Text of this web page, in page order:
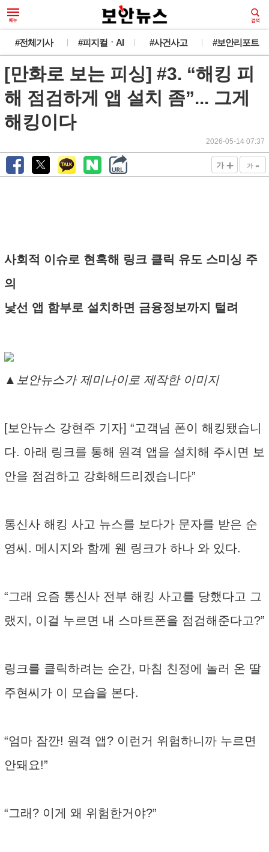
#전체기사 #피지컬ㆍAI #사건사고 #보안리포트
[만화로 보는 피싱] #3. “해킹 피
해 점검하게 앱 설치 좀”... 그게
해킹이다
2026-05-14 07:37
가 + 가 -
사회적 이슈로 현혹해 링크 클릭 유도 스미싱 주
의
낯선 앱 함부로 설치하면 금융정보까지 털려
▲보안뉴스가 제미나이로 제작한 이미지
[보안뉴스 강현주 기자] “고객님 폰이 해킹됐습니
다. 아래 링크를 통해 원격 앱을 설치해 주시면 보
안을 점검하고 강화해드리겠습니다”
통신사 해킹 사고 뉴스를 보다가 문자를 받은 순
영씨. 메시지와 함께 웬 링크가 하나 와 있다.
“그래 요즘 통신사 전부 해킹 사고를 당했다고 그
랬지, 이걸 누르면 내 스마트폰을 점검해준다고?”
링크를 클릭하려는 순간, 마침 친정에 놀러 온 딸
주현씨가 이 모습을 본다.
“엄마 잠깐! 원격 앱? 이런거 위험하니까 누르면
안돼요!”
“그래? 이게 왜 위험한거야?”